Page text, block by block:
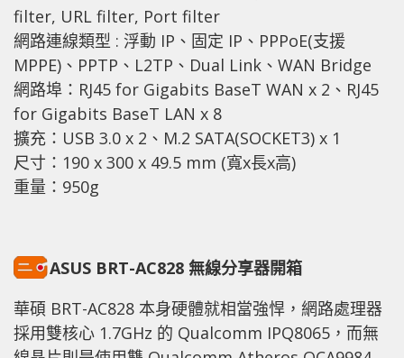
filter, URL filter, Port filter
網路連線類型 : 浮動 IP、固定 IP、PPPoE(支援
MPPE)、PPTP、L2TP、Dual Link、WAN Bridge
網路埠：RJ45 for Gigabits BaseT WAN x 2、RJ45
for Gigabits BaseT LAN x 8
擴充：USB 3.0 x 2、M.2 SATA(SOCKET3) x 1
尺寸：190 x 300 x 49.5 mm (寬x長x高)
重量：950g
ASUS BRT-AC828 無線分享器開箱
華碩 BRT-AC828 本身硬體就相當強悍，網路處理器
採用雙核心 1.7GHz 的 Qualcomm IPQ8065，而無